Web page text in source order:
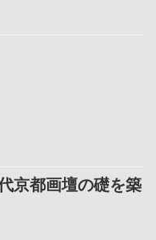
京都画壇の礎を築